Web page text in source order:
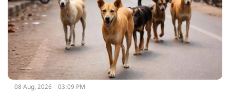
08 Aug, 2026 03:09 PM